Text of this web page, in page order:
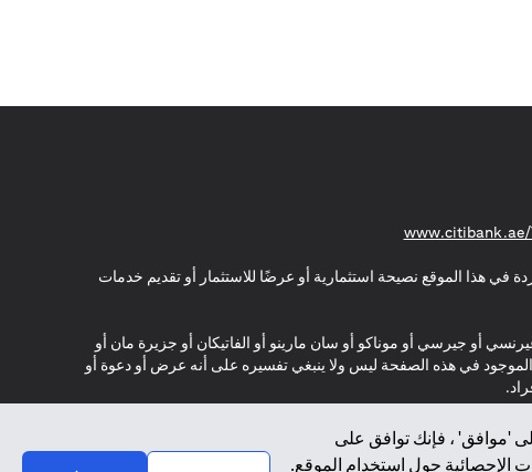
'موافق' ، فإنك توافق على
الإحصائية حول استخدام الموقع.
www.citibank.ae/
opens in a new tab
في هذا الموقع نصيحة استثمارية أو عرضًا للاستثمار أو تقديم خدمات
أو جيرسي أو موناكو أو سان مارينو أو الفاتيكان أو جزيرة مان أو
الموجود في هذه الصفحة ليس ولا ينبغي تفسيره على أنه عرض أو دعوة أو